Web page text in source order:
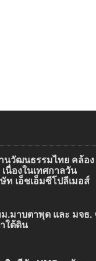
นวัฒนธรรมไทย คล้อง
เนื่องในเทศกาลวัน
ท เอ็ชเอ็มซีโปลีเมอส์
.มาบตาพุด และ มจธ.
ใต้ดิน